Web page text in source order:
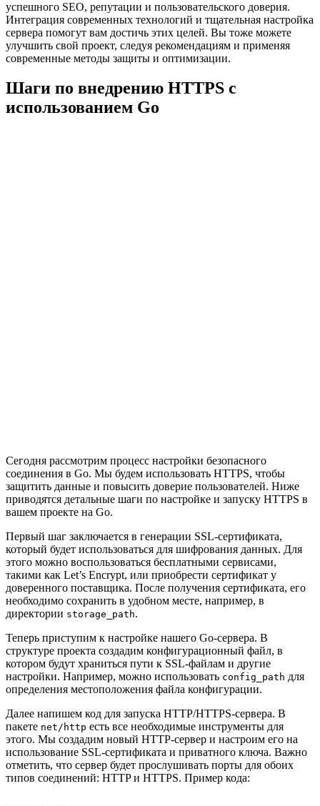
успешного SEO, репутации и пользовательского доверия.
Интеграция современных технологий и тщательная настройка
сервера помогут вам достичь этих целей. Вы тоже можете
улучшить свой проект, следуя рекомендациям и применяя
современные методы защиты и оптимизации.
Шаги по внедрению HTTPS с
использованием Go
Сегодня рассмотрим процесс настройки безопасного
соединения в Go. Мы будем использовать HTTPS, чтобы
защитить данные и повысить доверие пользователей. Ниже
приводятся детальные шаги по настройке и запуску HTTPS в
вашем проекте на Go.
Первый шаг заключается в генерации SSL-сертификата,
который будет использоваться для шифрования данных. Для
этого можно воспользоваться бесплатными сервисами,
такими как Let’s Encrypt, или приобрести сертификат у
доверенного поставщика. После получения сертификата, его
необходимо сохранить в удобном месте, например, в
директории storage_path.
Теперь приступим к настройке нашего Go-сервера. В
структуре проекта создадим конфигурационный файл, в
котором будут храниться пути к SSL-файлам и другие
настройки. Например, можно использовать config_path для
определения местоположения файла конфигурации.
Далее напишем код для запуска HTTP/HTTPS-сервера. В
пакете net/http есть все необходимые инструменты для
этого. Мы создадим новый HTTP-сервер и настроим его на
использование SSL-сертификата и приватного ключа. Важно
отметить, что сервер будет прослушивать порты для обоих
типов соединений: HTTP и HTTPS. Пример кода: